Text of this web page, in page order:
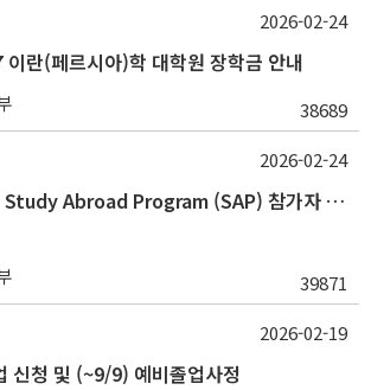
란(페르시아)학 대학원 장학금 안내
38689
2026-02-24
(~3/6) 2026하계 Study Abroad Program (SAP) 참가자 모집 안내
39871
2026-02-24
신청 및 (~9/9) 예비졸업사정
2026-02-19